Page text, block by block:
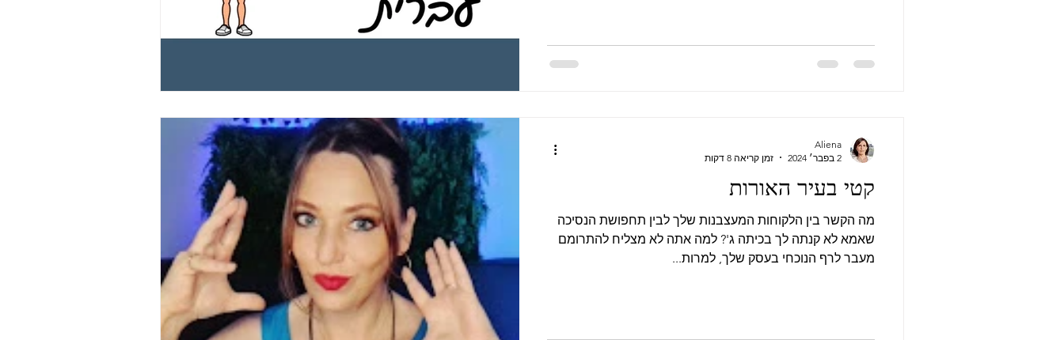
קטי בעיר האורות
מה הקשר בין הלקוחות המעצבנות שלך לבין תחפושת הנסיכה
שאמא לא קנתה לך בכיתה ג'? למה אתה לא מצליח להתרומם
מעבר לרף הנוכחי בעסק שלך, למרות...
Aliena
2 בפבר׳ 2024
זמן קריאה 8 דקות